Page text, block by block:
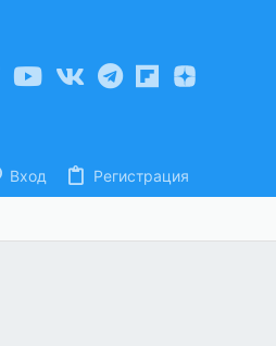
Вход Регистрация